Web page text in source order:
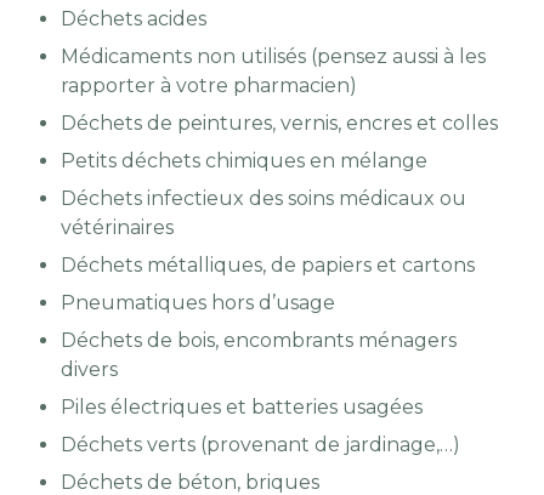
Déchets acides
Médicaments non utilisés (pensez aussi à les
rapporter à votre pharmacien)
Déchets de peintures, vernis, encres et colles
Petits déchets chimiques en mélange
Déchets infectieux des soins médicaux ou
vétérinaires
Déchets métalliques, de papiers et cartons
Pneumatiques hors d’usage
Déchets de bois, encombrants ménagers
divers
Piles électriques et batteries usagées
Déchets verts (provenant de jardinage,…)
Déchets de béton, briques